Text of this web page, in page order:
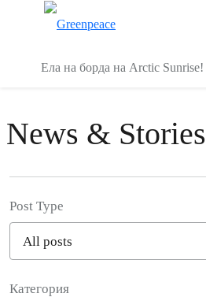
Ела на борда на Arctic Sunrise!
News & Stories
Post Type
Категория